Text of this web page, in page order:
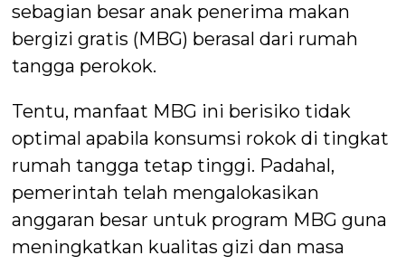
sebagian besar anak penerima makan
bergizi gratis (MBG) berasal dari rumah
tangga perokok.
Tentu, manfaat MBG ini berisiko tidak
optimal apabila konsumsi rokok di tingkat
rumah tangga tetap tinggi. Padahal,
pemerintah telah mengalokasikan
anggaran besar untuk program MBG guna
meningkatkan kualitas gizi dan masa